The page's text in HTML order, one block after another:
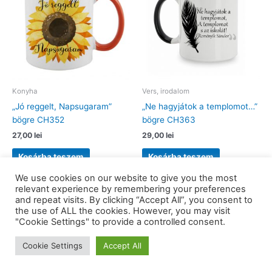
Konyha
„Jó reggelt, Napsugaram”
bögre CH352
27,00 lei
Kosárba teszem
Vers, irodalom
„Ne hagyjátok a templomot…”
bögre CH363
29,00 lei
Kosárba teszem
Copyright © 2026 barkaerdely.ro | Powered byAstra WordPress
We use cookies on our website to give you the most
relevant experience by remembering your preferences
and repeat visits. By clicking “Accept All”, you consent to
the use of ALL the cookies. However, you may visit
"Cookie Settings" to provide a controlled consent.
Cookie Settings Accept All